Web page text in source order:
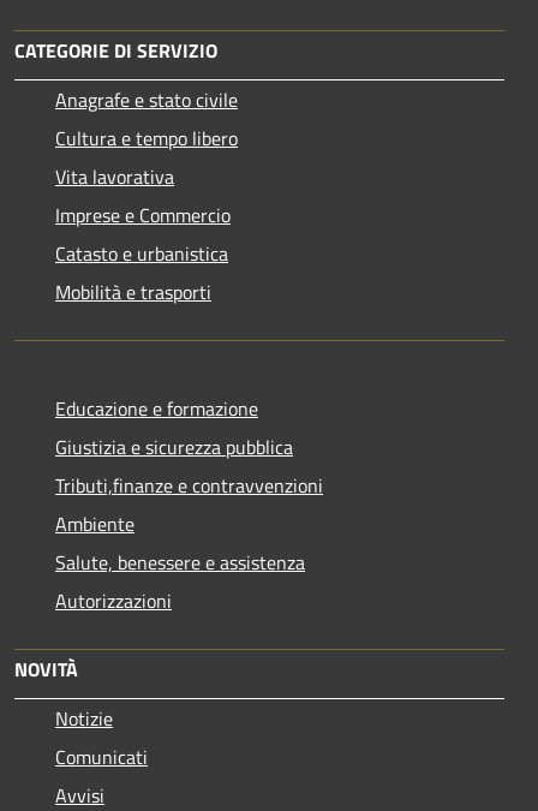
CATEGORIE DI SERVIZIO
Anagrafe e stato civile
Cultura e tempo libero
Vita lavorativa
Imprese e Commercio
Catasto e urbanistica
Mobilità e trasporti
Educazione e formazione
Giustizia e sicurezza pubblica
Tributi,finanze e contravvenzioni
Ambiente
Salute, benessere e assistenza
Autorizzazioni
NOVITÀ
Notizie
Comunicati
Avvisi